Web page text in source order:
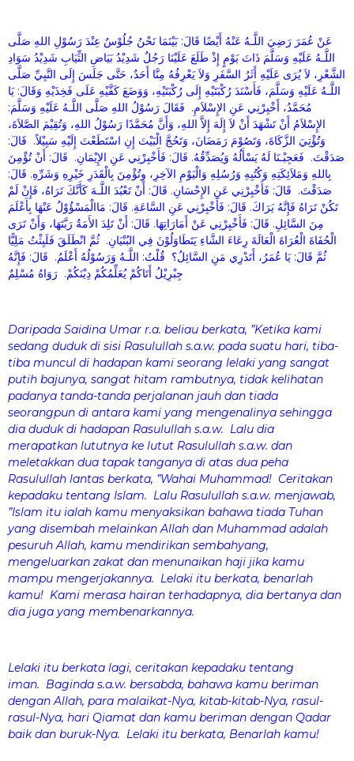
عَنْ عُمَرَ رَضِيَ اللَّـهُ عَنْهُ أَيْضًا قَالَ: بَيْنَمَا نَحْنُ جُلُوْسٌ عِنْدَ رَسُوْلِ اللهِ صَلَّى
اللَّـهُ عَلَيْهِ وَسَلَّمَ ذَاتَ يَوْمٍ إِذْ طَلَعَ عَلَيْنَا رَجُلٌ شَدِيْدُ بَيَاضِ الثِّيَابِ شَدِيْدُ سَوَادِ
الشَّعْرِ، لاَ يُرَى عَلَيْهِ أَثَرُ السَّفَرِ وَلاَ يَعْرِفُهُ مِنَّا أَحَدٌ، حَتَّى جَلَسَ إِلَى النَّبِيِّ صَلَّى
اللَّـهُ عَلَيْهِ وَسَلَّمَ، فَأَسْنَدَ رُكْبَتَيْهِ إِلَى رُكْبَتَيْهِ، وَوَضَعَ كَفَّيْهِ عَلَى فَخِذَيْهِ وَقَالَ: يَا
مُحَمَّدُ، أَخْبِرْنِي عَنِ الإِسْلاَمِ. فَقَالَ رَسُوْلُ اللهِ صَلَّى اللَّـهُ عَلَيْهِ وَسَلَّمَ:
الإِسْلاَمُ أَنْ تَشْهَدَ أَنْ لاَ إِلَهَ إِلاَّ اللهِ، وَأَنَّ مُحَمَّدًا رَسُوْلُ اللهِ، وَتُقِيْمَ الصَّلاَةَ،
وَتُؤْتِيَ الزَّكَاةَ، وَتَصُوْمَ رَمَضَانَ، وَتَحُجَّ الْبَيْتَ إِنِ اسْتَطَعْتَ إِلَيْهِ سَبِيْلاً. قَالَ:
صَدَقْتَ. فَعَجِبْـنَا لَهُ يَسْأَلُهُ وَيُصَدِّقُهُ. قَالَ: فَأَخْبِرْنِي عَنِ الإِيْمَانِ. قَالَ: أَنْ تُؤْمِنَ
بِاللهِ وَمَلاَئِكَتِهِ وَكُتُبِهِ وَرُسُلِهِ وَالْيَوْمِ الآخِرِ، وِتُؤْمِنَ بِالْقَدَرِ خَيْرِهِ وَشَرِّهِ. قَالَ:
صَدَقْتَ. قَالَ: فَأَخْبِرْنِي عَنِ الإِحْسَانِ. قَالَ: أَنْ تَعْبُدَ اللَّـهَ كَأَنَّكَ تَرَاهُ، فَإِنْ لَمْ
تَكُنْ تَرَاهُ فَإِنَّهُ يَرَاكَ. قَالَ: فَأَخْبِرْنِي عَنِ السَّاعَةِ. قَالَ: مَاالْمَسْؤُوْلُ عَنْهَا بِأَعْلَمَ
مِنَ السَّائِلِ. قَالَ: فَأَخْبِرْنِي عَنْ أَمَارَاتِهَا. قَالَ: أَنْ تَلِدَ الأَمَةُ رَبَّتَهَا، وَأَنْ تَرَى
الْحُفَاةَ الْعُرَاةَ الْعَالَةَ رِعَاءَ الشَّاءِ يَتَطَاوَلُوْنَ فِي البُنْيَانِ. ثُمَّ انْطَلَقَ فَلَبِثْتُ مَلِيًّا
ثُمَّ قَالَ: يَا عُمَرُ، أَتَدْرِي مَنِ السَّائِلُ؟ قُلْتُ: اللَّـهُ وَرَسُوْلُهُ أَعْلَمُ. قَالَ: فَإِنَّهُ
جِبْرِيْلُ أَتَاكُمْ يُعَلِّمُكُمْ دِيْنَكُمْ. رَوَاهُ مُسْلِمٌ
Daripada Saidina Umar r.a. beliau berkata, ”Ketika kami
sedang duduk di sisi Rasulullah s.a.w. pada suatu hari, tiba-
tiba muncul di hadapan kami seorang lelaki yang sangat
putih bajunya, sangat hitam rambutnya, tidak kelihatan
padanya tanda-tanda perjalanan jauh dan tiada
seorangpun di antara kami yang mengenalinya sehingga
dia duduk di hadapan Rasulullah s.a.w. Lalu dia
merapatkan lututnya ke lutut Rasulullah s.a.w. dan
meletakkan dua tapak tanganya di atas dua peha
Rasulullah lantas berkata, ”Wahai Muhammad! Ceritakan
kepadaku tentang Islam. Lalu Rasulullah s.a.w. menjawab,
”Islam itu ialah kamu menyaksikan bahawa tiada Tuhan
yang disembah melainkan Allah dan Muhammad adalah
pesuruh Allah, kamu mendirikan sembahyang,
mengeluarkan zakat dan menunaikan haji jika kamu
mampu mengerjakannya. Lelaki itu berkata, benarlah
kamu! Kami merasa hairan terhadapnya, dia bertanya dan
dia juga yang membenarkannya.
Lelaki itu berkata lagi, ceritakan kepadaku tentang
iman. Baginda s.a.w. bersabda, bahawa kamu beriman
dengan Allah, para malaikat-Nya, kitab-kitab-Nya, rasul-
rasul-Nya, hari Qiamat dan kamu beriman dengan Qadar
baik dan buruk-Nya. Lelaki itu berkata, Benarlah kamu!